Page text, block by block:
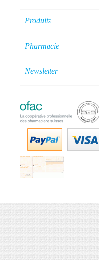
Produits
Pharmacie
Newsletter